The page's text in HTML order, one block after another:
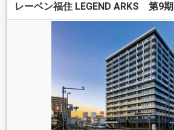
レーベン福住 LEGEND ARKS 第9期